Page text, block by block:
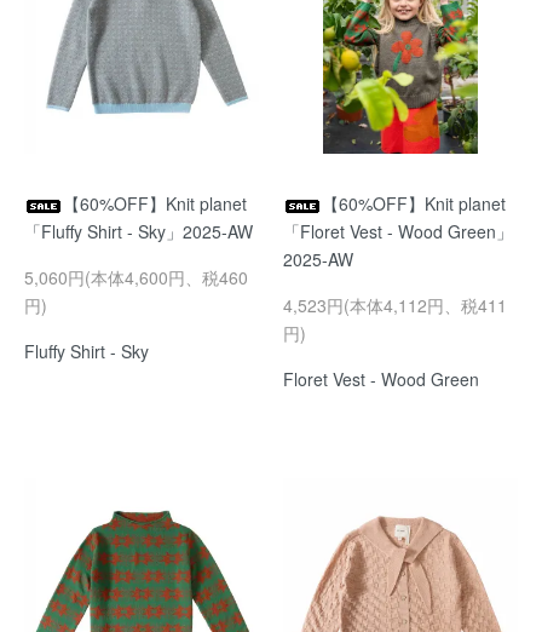
【60%OFF】Knit planet
「Fluffy Shirt - Sky」2025-AW
5,060円(本体4,600円、税460
円)
Fluffy Shirt - Sky
【60%OFF】Knit planet
「Floret Vest - Wood Green」
2025-AW
4,523円(本体4,112円、税411
円)
Floret Vest - Wood Green